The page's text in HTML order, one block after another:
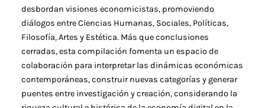
desbordan visiones economicistas, promoviendo
diálogos entre Ciencias Humanas, Sociales, Políticas,
Filosofía, Artes y Estética. Más que conclusiones
cerradas, esta compilación fomenta un espacio de
colaboración para interpretar las dinámicas económicas
contemporáneas, construir nuevas categorías y generar
puentes entre investigación y creación, considerando la